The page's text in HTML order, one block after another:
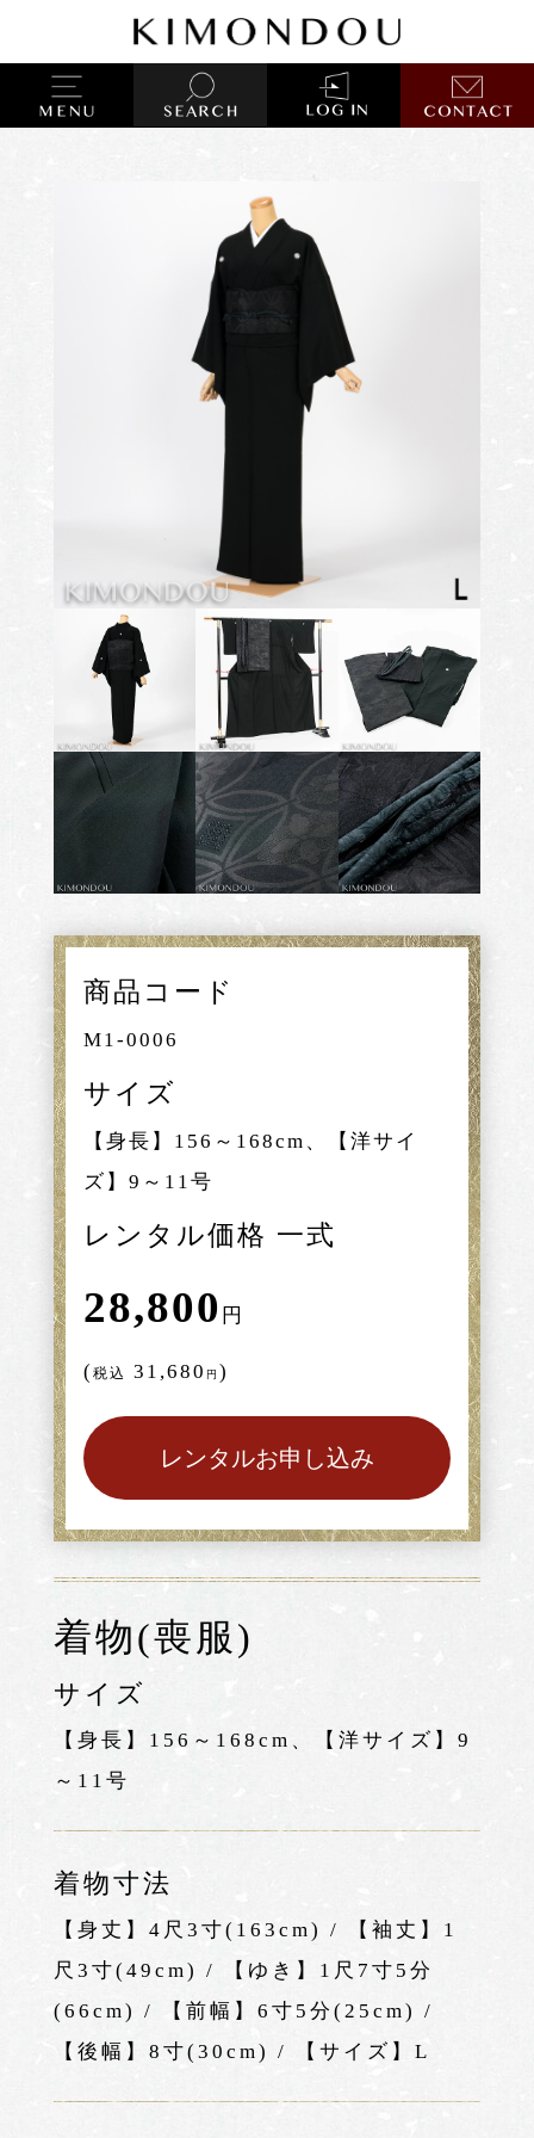
商品コード
M1-0006
サイズ
【身長】156～168cm、【洋サイ
ズ】9～11号
レンタル価格 一式
28,800 円
( 税込 31,680 円 )
レンタルお申し込み
着物(喪服)
サイズ
【身長】156～168cm、【洋サイズ】9
～11号
着物寸法
【身丈】4尺3寸(163cm) / 【袖丈】1
尺3寸(49cm) / 【ゆき】1尺7寸5分
(66cm) / 【前幅】6寸5分(25cm) /
【後幅】8寸(30cm) / 【サイズ】L